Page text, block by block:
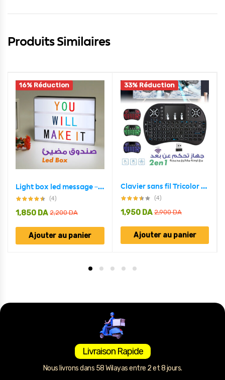
Produits Similaires
16% Réduction
Light box led message – Coloré
(4)
2,200DA
1,850 DA
Ajouter au panier
33% Réduction
Clavier sans fil Tricolor rétroéclairé USB multimédia contrôle
(4)
2,900DA
1,950 DA
Ajouter au panier
Livraison Rapide
Nous livrons dans 58 Wilayas entre 2 et 8 jours.